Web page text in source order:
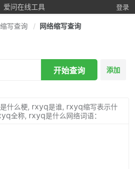
爱问在线工具 登录
写查询 网络缩写查询
开始查询 添加
是什么梗, rxyq是谁, rxyq缩写表示什
全称, rxyq是什么网络词语：